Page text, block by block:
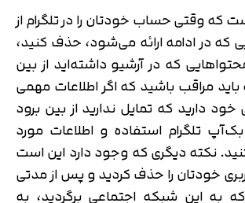
که وقتی حساب خودتان را در تلگرام از
که در ادامه ارائه می‌شود، حذف کنید،
که در آرشیو داشته‌اید از بین
مراقب باشید که اگر اطلاعات مهمی
دارید که تمایل ندارید از بین برود
تلگرام استفاده و اطلاعات مورد
کنید. نکته دیگری که وجود دارد این است
خودتان را حذف کردید و پس از مدتی
به این شبکه اجتماعی برگردید، به